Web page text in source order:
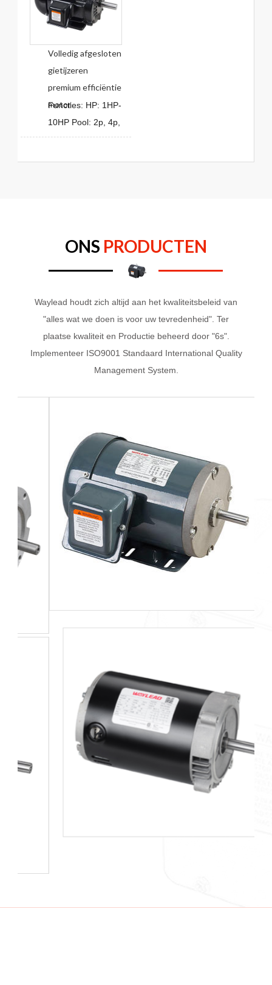
Volledig afgesloten
gietijzeren
premium efficiëntie
motor
Functies: HP: 1HP-
10HP Pool: 2p, 4p,
ONS PRODUCTEN
Waylead houdt zich altijd aan het kwaliteitsbeleid van
"alles wat we doen is voor uw tevredenheid". Ter
plaatse kwaliteit en Productie beheerd door "6s".
Implementeer ISO9001 Standaard International Quality
Management System.